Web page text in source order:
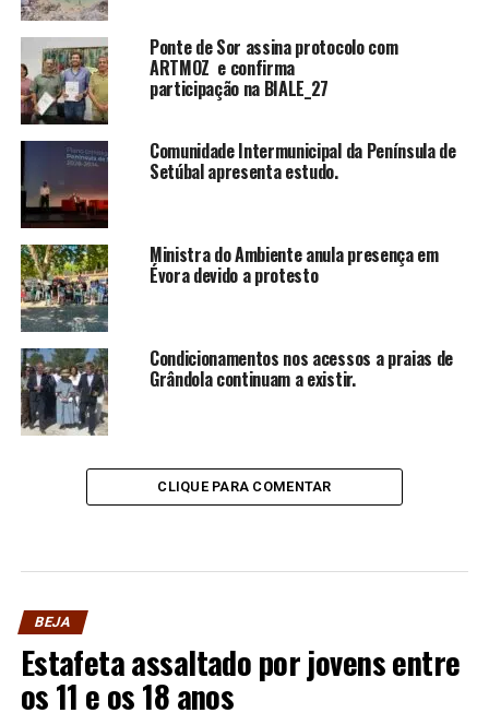
Ponte de Sor assina protocolo com
ARTMOZ e confirma
participação na BIALE_27
Comunidade Intermunicipal da Península de
Setúbal apresenta estudo.
Ministra do Ambiente anula presença em
Évora devido a protesto
Condicionamentos nos acessos a praias de
Grândola continuam a existir.
CLIQUE PARA COMENTAR
BEJA
Estafeta assaltado por jovens entre
os 11 e os 18 anos